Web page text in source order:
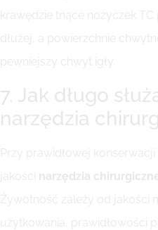
krawędzie tnące nożyczek
dłużej, a powierzchnie
pewniejszy chwyt igły.
7. Jak długo
narzędzia
Przy prawidłowej konserwacji
jakości narzędzia
Żywotność zależy od jakości
użytkowania, prawidłowości